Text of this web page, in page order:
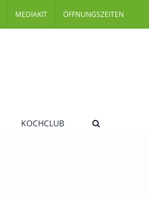
MEDIAKIT ÖFFNUNGSZEITEN
KOCHCLUB